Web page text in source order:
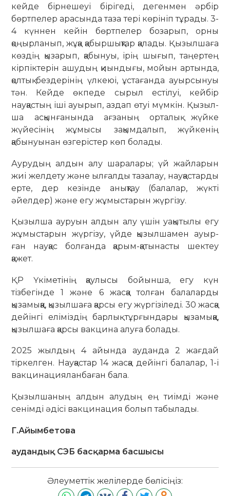
кейде бірнешеуі бірігеді, дегенмен әрбір
бөртпелер арасында та­за тері көрініп тұрады. 3-
4 күн­нен кейін бөртпелер бозарып, орны
қоңырланып, жұқа қа­быр­шықтар қалады. Қызыл­ша­ға
көздің қызарып, қабынуы, ірің шығып, таңертең
кірпік­те­рін ашудың қиындығы, мойын ар­тында,
қолтық бездерінің үлкеюі, ұстағанда ауырсынуы
тән. Кейде өкпеде сырыл есті­луі, кейбір
науқастың іші ауы­рып, аздап өтуі мүмкін. Қызыл­
ша асқынғанында ағзаның ор­­талық жүйке
жүйесінің жұ­мысы зақымдалып, жүйкенің
қабынуынан өзгерістер көп болады.
Аурудың алдын алу шара­лары; үй жайларын
жиі желдету және ылғалды тазалау, нау­қас­тарды
ерте, дер кезінде анық­тау (балалар, жүкті
әйелдер) және егу жұмыстарын жүргізу.
Қызылша ауруын алдын алу үшін уақытылы егу
жұмыстарын жүргізу, үйде қызылшамен ауыр­
ған науқас болғанда қа­рым-қатынасты шектеу
қажет.
ҚР Үкіметінің қаулысы бойынша, егу күн
тізбегінде 1 және 6 жасқа толған балаларды
қызамыққа, қызылшаға қарсы егу жүргізіледі. 30 жасқа
де­йін­гі еліміздің барлық тұрғындары қы­замыққа,
қызылшаға қарсы вакцина алуға болады.
2025 жылдың 4 айында ауданда 2 жағдай
тіркелген. Науқастар 14 жасқа дейінгі балалар, 1-і
вакцинацияланбаған бала.
Қызылшаның алдын алудың ең тиімді және
сенімді әдісі вакцинация болып табылады.
Г.Айымбетова
аудандық СЭБ басқарма басшысы
Әлеуметтік желілерде бөлісіңіз: